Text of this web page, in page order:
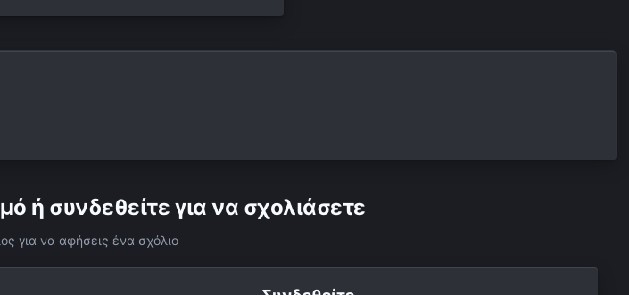
ή συνδεθείτε για να σχολιάσετε
για να αφήσεις ένα σχόλιο